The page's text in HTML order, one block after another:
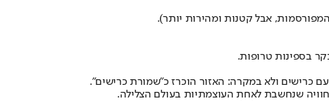
אבל קטנות ומהירות יותר).
בספינות טרופות.
כרישים ולא במקרה: האזור הוכרז כ"שמורת כרישים".
שנחשבת לאחת העוצמתיות בעולם הצלילה.